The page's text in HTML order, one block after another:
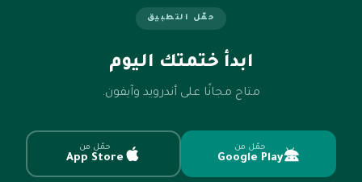
حمّل التطبيق
ابدأ ختمتك اليوم
متاح مجانًا على أندرويد وآيفون.
حمّل من
Google Play
حمّل من
App Store